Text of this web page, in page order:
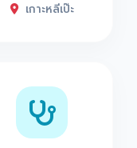
เกาะหลีเป๊ะ